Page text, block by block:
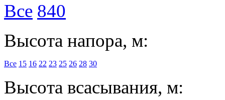
Все 840
Высота напора, м:
Все 15 16 22 23 25 26 28 30
Высота всасывания, м: